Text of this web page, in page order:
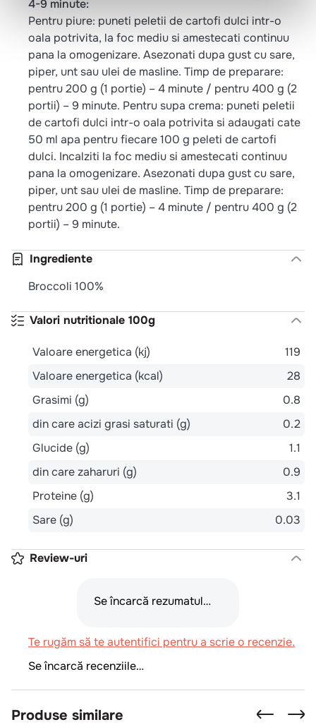
4-9 minute:
Pentru piure: puneti peletii de cartofi dulci intr-o
oala potrivita, la foc mediu si amestecati continuu
pana la omogenizare. Asezonati dupa gust cu sare,
piper, unt sau ulei de masline. Timp de preparare:
pentru 200 g (1 portie) – 4 minute / pentru 400 g (2
portii) – 9 minute. Pentru supa crema: puneti peletii
de cartofi dulci intr-o oala potrivita si adaugati cate
50 ml apa pentru fiecare 100 g peleti de cartofi
dulci. Incalziti la foc mediu si amestecati continuu
pana la omogenizare. Asezonati dupa gust cu sare,
piper, unt sau ulei de masline. Timp de preparare:
pentru 200 g (1 portie) – 4 minute / pentru 400 g (2
portii) – 9 minute.
Ingrediente
Broccoli 100%
Valori nutritionale 100g
Valoare energetica (kj)
119
Valoare energetica (kcal)
28
Grasimi (g)
0.8
din care acizi grasi saturati (g)
0.2
Glucide (g)
1.1
din care zaharuri (g)
0.9
Proteine (g)
3.1
Sare (g)
0.03
Review-uri
Se încarcă rezumatul…
Te rugăm să te autentifici pentru a scrie o recenzie.
Se încarcă recenziile…
Produse similare